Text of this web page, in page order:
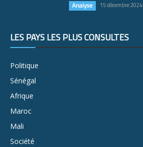
Analyse 15 décembre 2024
LES PAYS LES PLUS CONSULTÉS
Politique
Sénégal
Afrique
Maroc
Mali
Société